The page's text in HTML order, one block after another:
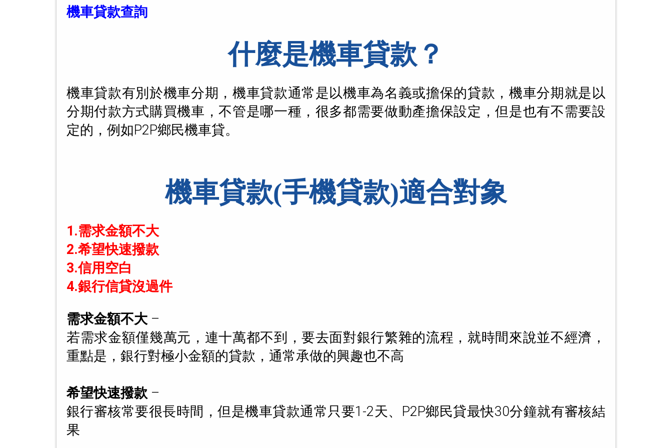
機車貸款查詢
什麼是機車貸款？
機車貸款有別於機車分期，機車貸款通常是以機車為名義或擔保的貸款，機車分期就是以
分期付款方式購買機車，不管是哪一種，很多都需要做動產擔保設定，但是也有不需要設
定的，例如P2P鄉民機車貸。
機車貸款(手機貸款)適合對象
1.需求金額不大
2.希望快速撥款
3.信用空白
4.銀行信貸沒過件
需求金額不大–
若需求金額僅幾萬元，連十萬都不到，要去面對銀行繁雜的流程，就時間來說並不經濟，
重點是，銀行對極小金額的貸款，通常承做的興趣也不高
希望快速撥款 –
銀行審核常要很長時間，但是機車貸款通常只要1-2天、P2P鄉民貸最快30分鐘就有審核結
果